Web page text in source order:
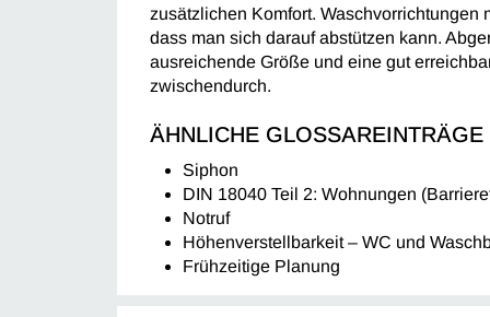
zusätzlichen Komfort. Waschvorrichtungen
dass man sich darauf abstützen kann.
ausreichende Größe und eine gut
zwischendurch.
ÄHNLICHE GLOSSAREINTRÄGE
Siphon
DIN 18040 Teil 2: Wohnungen
Notruf
Höhenverstellbarkeit – WC und
Frühzeitige Planung